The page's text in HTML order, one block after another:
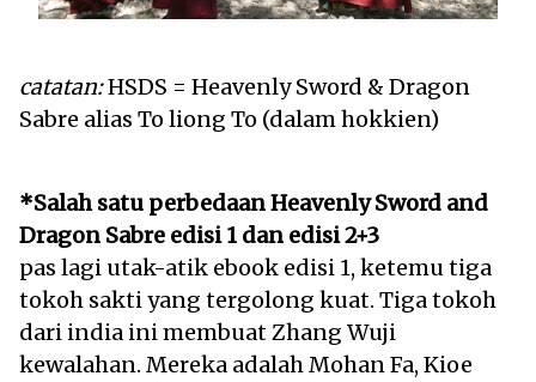
catatan:HSDS = Heavenly Sword & Dragon
Sabre alias To liong To (dalam hokkien)
*Salah satu perbedaan Heavenly Sword and
Dragon Sabre edisi 1 dan edisi 2+3
pas lagi utak-atik ebook edisi 1, ketemu tiga
tokoh sakti yang tergolong kuat. Tiga tokoh
dari india ini membuat Zhang Wuji
kewalahan. Mereka adalah Mohan Fa, Kioe